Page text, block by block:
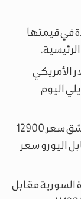
في قيمتها
الأمريكي
اليوم
الليرة السورية اليوم مقابل الدولار في دمشق سعر 12900
مقابل اليورو سعر
مقابل